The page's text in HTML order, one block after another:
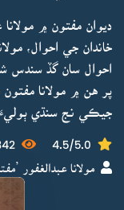
ديوان مفتون ۾
خاندان جي احوال،
احوال سان گڏ سندس
جيڪي نج سنڌي
4.5/5.0
مولانا عبدالغفور